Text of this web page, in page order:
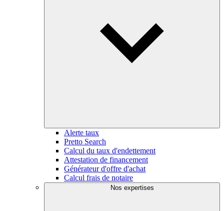
Alerte taux
Pretto Search
Calcul du taux d'endettement
Attestation de financement
Générateur d'offre d'achat
Calcul frais de notaire
Nos expertises